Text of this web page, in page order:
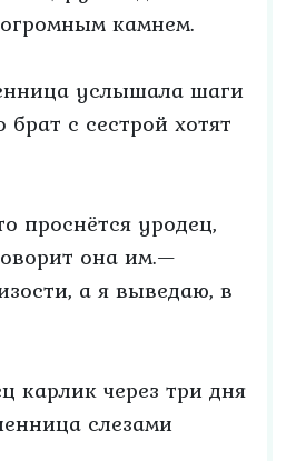
камнем.
услышала шаги
брат с сестрой хотят
проснётся уродец,
она им.—
а я выведаю, в
карлик через три дня
слезами